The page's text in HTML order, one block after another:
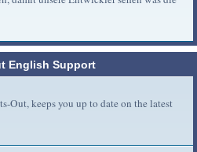
English Support
Out, keeps you up to date on the latest